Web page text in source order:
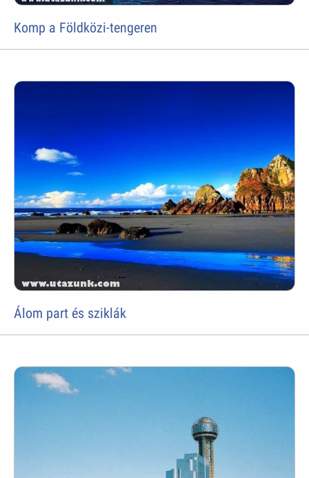
Komp a Földközi-tengeren
Álom part és sziklák